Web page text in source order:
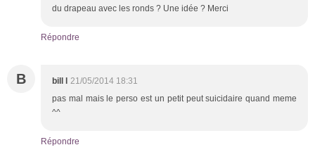
du drapeau avec les ronds ? Une idée ? Merci
Répondre
B bill l 21/05/2014 18:31
pas mal mais le perso est un petit peut suicidaire quand meme
^^
Répondre